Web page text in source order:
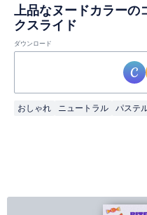
上品なヌードカラーの
クスライド
ダウンロード
おしゃれ ニュートラル パステ